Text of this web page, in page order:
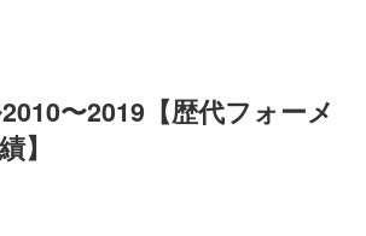
〜2019【歴代フォーメ
】